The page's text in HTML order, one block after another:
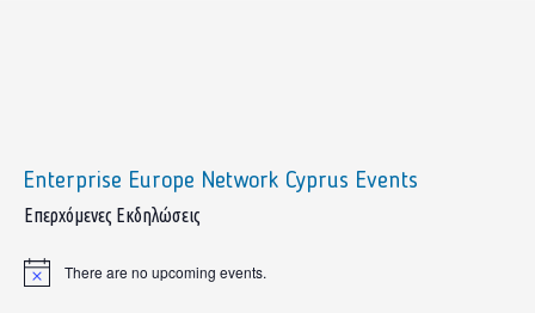
Enterprise Europe Network Cyprus Events
sidebar
Επερχόμενες Εκδηλώσεις
Notice There are no upcoming events.